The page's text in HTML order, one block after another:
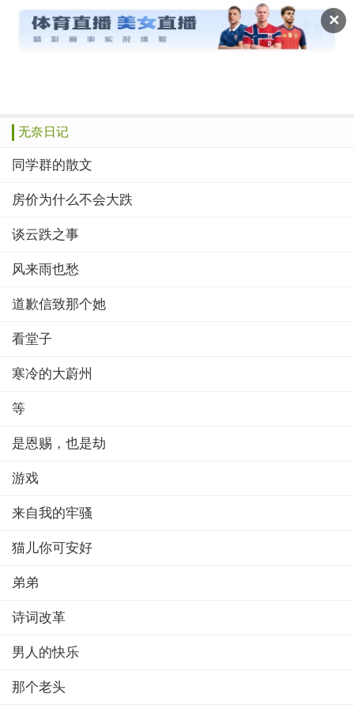
✕
读文斋
推荐 赞榜 绝品 诗歌
无奈日记
同学群的散文
房价为什么不会大跌
谈云跌之事
风来雨也愁
道歉信致那个她
看堂子
寒冷的大蔚州
等
是恩赐，也是劫
游戏
来自我的牢骚
猫儿你可安好
弟弟
诗词改革
男人的快乐
那个老头